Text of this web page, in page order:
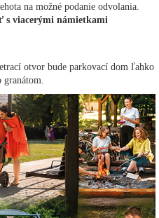
na možné podanie odvolania.
s viacerými námietkami
otvor bude parkovací dom ľahko